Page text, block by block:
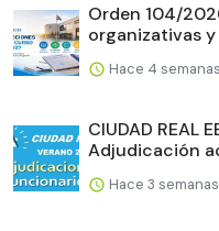
Orden 104/
organizativas y
Hace 4 semanas
CIUDAD REAL
Adjudicación
Hace 3 semanas